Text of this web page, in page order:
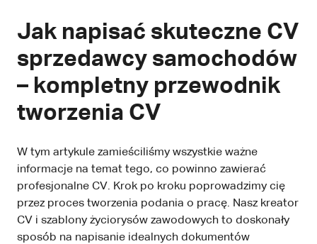
Jak napisać skuteczne CV
sprzedawcy samochodów
– kompletny przewodnik
tworzenia CV
W tym artykule zamieściliśmy wszystkie ważne
informacje na temat tego, co powinno zawierać
profesjonalne CV. Krok po kroku poprowadzimy cię
przez proces tworzenia podania o pracę. Nasz kreator
CV i szablony życiorysów zawodowych to doskonały
sposób na napisanie idealnych dokumentów